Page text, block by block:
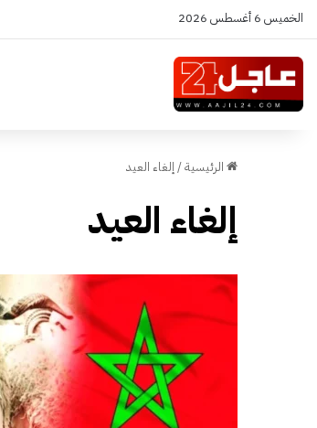
الخميس 6 أغسطس 2026
الرئيسية/ إلغاء العيد
إلغاء العيد